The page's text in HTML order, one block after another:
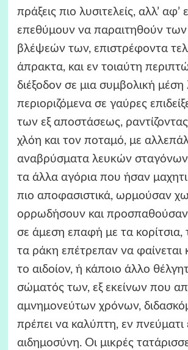
πράξεις πιο λυσιτελείς, αλλ’ αφ’
επεθύμουν να παραιτηθούν των
βλέψεών των, επιστρέφοντα
άπρακτα, και εν τοιαύτη
διέξοδον σε μια συμβολική μέση
περιοριζόμενα σε γαύρες
των εξ αποστάσεως, ραντίζοντας
χλόη και τον ποταμό, με
αναβρύσματα λευκών σταγόνων.
τα άλλα αγόρια που ήσαν
πιο αποφασιστικά, ωρμούσαν
ορρωδήσουν και
σε άμεση επαφή με τα
τα ράκη επέτρεπαν να φαίνεται
το αιδοίον, ή κάποιο άλλο
σώματός των, εξ εκείνων που
αμνημονεύτων χρόνων,
πρέπει να καλύπτη, εν πνεύματι
αιδημοσύνη. Οι μικρές